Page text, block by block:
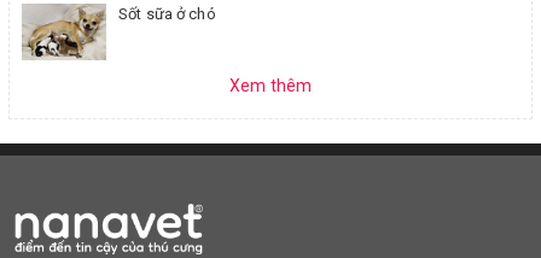
Sốt sữa ở chó
Xem thêm